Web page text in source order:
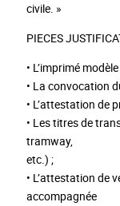
civile. »
PIECES
• L’imprimé
• La convocation
• L’attestation de
• Les titres de
tramway,
etc.) ;
• L’attestation de
accompagnée